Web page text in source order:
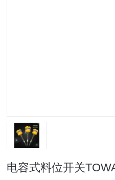
电容式料位开关